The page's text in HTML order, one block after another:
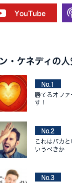
・ケネディの
No.1
勝てるオフ
す！
No.2
これはバカ
いうべきか
No.3